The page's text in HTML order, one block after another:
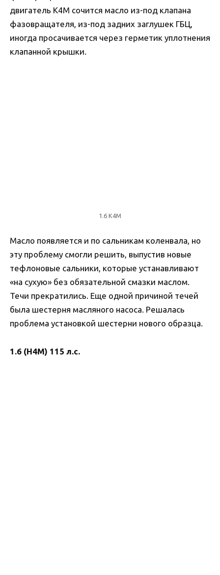
двигатель K4M сочится масло из-под клапана
фазовращателя, из-под задних заглушек ГБЦ,
иногда просачивается через герметик уплотнения
клапанной крышки.
1.6 К4М
Масло появляется и по сальникам коленвала, но
эту проблему смогли решить, выпустив новые
тефлоновые сальники, которые устанавливают
«на сухую» без обязательной смазки маслом.
Течи прекратились. Еще одной причиной течей
была шестерня масляного насоса. Решалась
проблема установкой шестерни нового образца.
1.6 (H4M) 115 л.с.